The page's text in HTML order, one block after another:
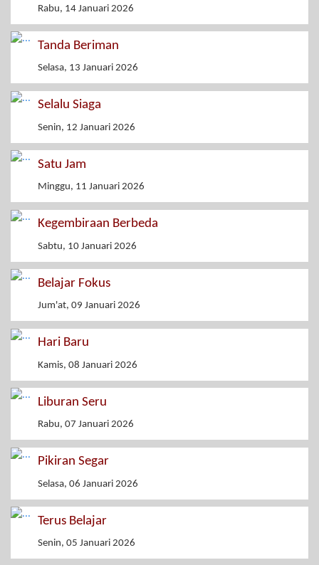
Rabu, 14 Januari 2026
Tanda Beriman
Selasa, 13 Januari 2026
Selalu Siaga
Senin, 12 Januari 2026
Satu Jam
Minggu, 11 Januari 2026
Kegembiraan Berbeda
Sabtu, 10 Januari 2026
Belajar Fokus
Jum'at, 09 Januari 2026
Hari Baru
Kamis, 08 Januari 2026
Liburan Seru
Rabu, 07 Januari 2026
Pikiran Segar
Selasa, 06 Januari 2026
Terus Belajar
Senin, 05 Januari 2026